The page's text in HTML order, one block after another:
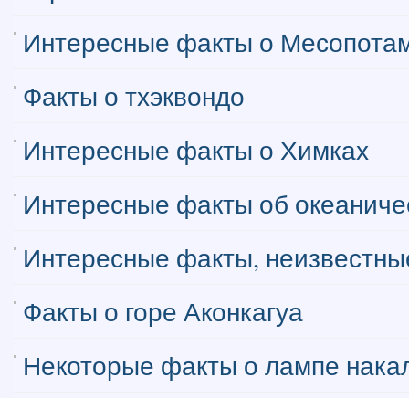
Интересные факты о
Факты о тхэквондо
Интересные факты о Химках
Интересные факты об
Интересные факты,
Факты о горе Аконкагуа
Некоторые факты о лампе